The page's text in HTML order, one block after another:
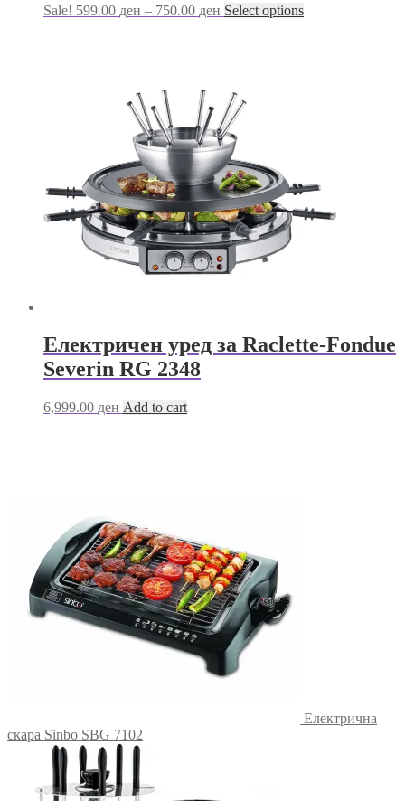
Sale! 599.00 ден – 750.00 ден Price
Select optionsThis
the
product
page
Електричен уред за Raclette-Fondue
Severin RG 2348
6,999.00 ден Add to cart
Електрична
скара Sinbo SBG 7102